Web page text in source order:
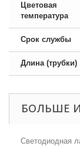
Цветовая
температура
Срок службы
Длина (трубки)
БОЛЬШЕ
Светодиодная